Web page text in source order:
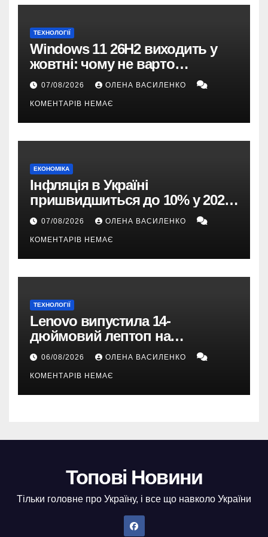
ТЕХНОЛОГІЇ
Windows 11 26H2 виходить у
жовтні: чому не варто
пропускати це оновлення
07/08/2026 ОЛЕНА ВАСИЛЕНКО
КОМЕНТАРІВ НЕМАЄ
ЕКОНОМІКА
Інфляція в Україні
пришвидшиться до 10% у 2026
році — прогноз НБУ
07/08/2026 ОЛЕНА ВАСИЛЕНКО
КОМЕНТАРІВ НЕМАЄ
ТЕХНОЛОГІЇ
Lenovo випустила 14-
дюймовий лептоп на
Snapdragon X2 з автономністю
понад 33 години
06/08/2026 ОЛЕНА ВАСИЛЕНКО
КОМЕНТАРІВ НЕМАЄ
Топові Новини
Тільки головне про Україну, і все що навколо України